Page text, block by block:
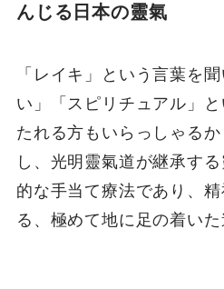
んじる日本の靈氣
「レイキ」という言葉を
い」「スピリチュアル」
たれる方もいらっしゃる
し、光明靈氣道が継承す
的な手当て療法であり、
る、極めて地に足の着いた